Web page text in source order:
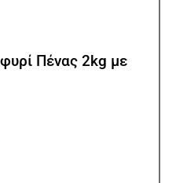
Πένας 2kg με